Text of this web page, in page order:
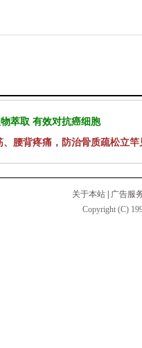
萃取 有效对抗癌细胞
腰背疼痛，防治骨质疏松立竿
关于本站
广告服
Copyright (C)